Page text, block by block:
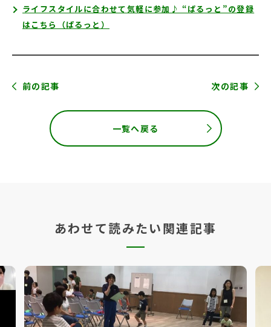
ライフスタイルに合わせて気軽に参加♪ “ぱるっと”の登録
はこちら（ぱるっと）
前の記事 次の記事
一覧へ戻る
あわせて読みたい関連記事